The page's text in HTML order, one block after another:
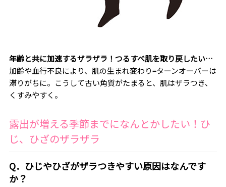
年齢と共に加速するザラザラ！つるすべ肌を取り戻したい…
加齢や血行不良により、肌の生まれ変わり=ターンオーバーは
滞りがちに。こうして古い角質がたまると、肌はザラつき、
くすみやすく。
露出が増える季節までになんとかしたい！ひ
じ、ひざのザラザラ
Q．ひじやひざがザラつきやすい原因はなんです
か？